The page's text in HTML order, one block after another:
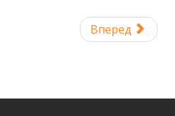
Вперед